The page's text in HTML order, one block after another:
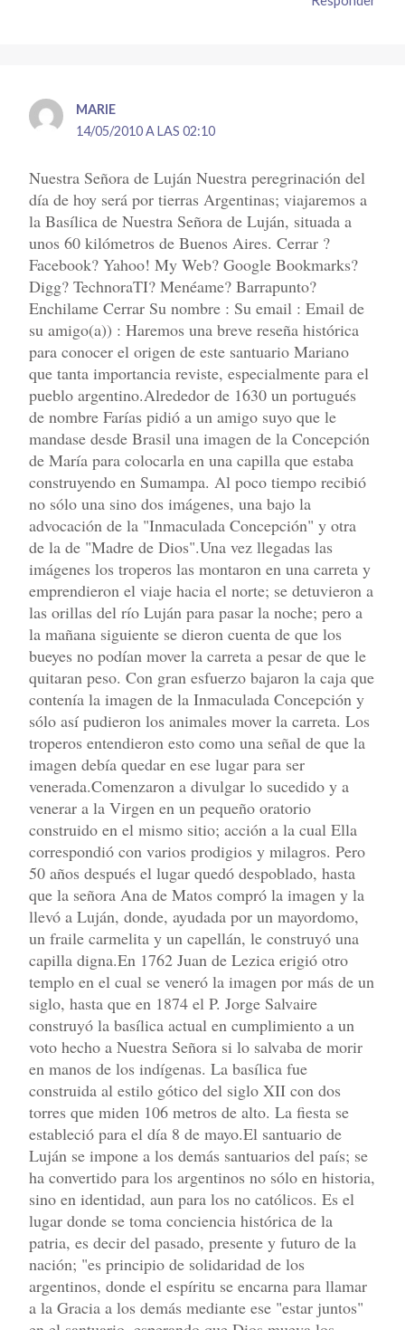
MARIE
14/05/2010 A LAS 02:10
Nuestra Señora de Luján Nuestra peregrinación del
día de hoy será por tierras Argentinas; viajaremos a
la Basílica de Nuestra Señora de Luján, situada a
unos 60 kilómetros de Buenos Aires. Cerrar ?
Facebook? Yahoo! My Web? Google Bookmarks?
Digg? TechnoraTI? Menéame? Barrapunto?
Enchilame Cerrar Su nombre : Su email : Email de
su amigo(a)) : Haremos una breve reseña histórica
para conocer el origen de este santuario Mariano
que tanta importancia reviste, especialmente para el
pueblo argentino.Alrededor de 1630 un portugués
de nombre Farías pidió a un amigo suyo que le
mandase desde Brasil una imagen de la Concepción
de María para colocarla en una capilla que estaba
construyendo en Sumampa. Al poco tiempo recibió
no sólo una sino dos imágenes, una bajo la
advocación de la "Inmaculada Concepción" y otra
de la de "Madre de Dios".Una vez llegadas las
imágenes los troperos las montaron en una carreta y
emprendieron el viaje hacia el norte; se detuvieron a
las orillas del río Luján para pasar la noche; pero a
la mañana siguiente se dieron cuenta de que los
bueyes no podían mover la carreta a pesar de que le
quitaran peso. Con gran esfuerzo bajaron la caja que
contenía la imagen de la Inmaculada Concepción y
sólo así pudieron los animales mover la carreta. Los
troperos entendieron esto como una señal de que la
imagen debía quedar en ese lugar para ser
venerada.Comenzaron a divulgar lo sucedido y a
venerar a la Virgen en un pequeño oratorio
construido en el mismo sitio; acción a la cual Ella
correspondió con varios prodigios y milagros. Pero
50 años después el lugar quedó despoblado, hasta
que la señora Ana de Matos compró la imagen y la
llevó a Luján, donde, ayudada por un mayordomo,
un fraile carmelita y un capellán, le construyó una
capilla digna.En 1762 Juan de Lezica erigió otro
templo en el cual se veneró la imagen por más de un
siglo, hasta que en 1874 el P. Jorge Salvaire
construyó la basílica actual en cumplimiento a un
voto hecho a Nuestra Señora si lo salvaba de morir
en manos de los indígenas. La basílica fue
construida al estilo gótico del siglo XII con dos
torres que miden 106 metros de alto. La fiesta se
estableció para el día 8 de mayo.El santuario de
Luján se impone a los demás santuarios del país; se
ha convertido para los argentinos no sólo en historia,
sino en identidad, aun para los no católicos. Es el
lugar donde se toma conciencia histórica de la
patria, es decir del pasado, presente y futuro de la
nación; "es principio de solidaridad de los
argentinos, donde el espíritu se encarna para llamar
a la Gracia a los demás mediante ese "estar juntos"